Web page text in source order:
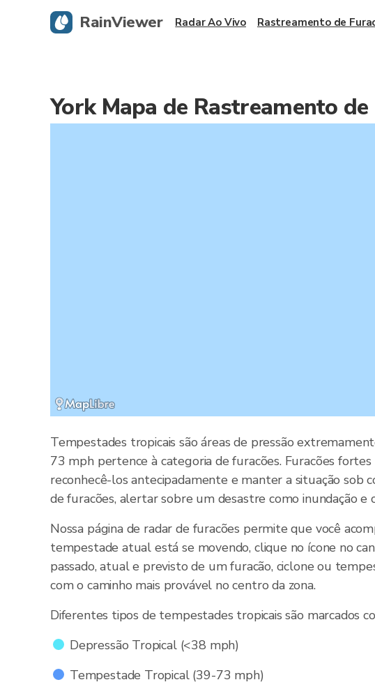
York Mapa de Rastreamento de
Tempestades tropicais são áreas de pressão
73 mph pertence à categoria de furacões. Furacões
reconhecê-los antecipadamente e manter a situação sob
de furacões, alertar sobre um desastre como inundação e
Nossa página de radar de furacões permite que você
tempestade atual está se movendo, clique no ícone no
passado, atual e previsto de um furacão, ciclone ou
com o caminho mais provável no centro da zona.
Diferentes tipos de tempestades tropicais são marcados
Depressão Tropical (<38 mph)
Tempestade Tropical (39-73 mph)
RainViewer Radar Ao Vivo Rastreamento de